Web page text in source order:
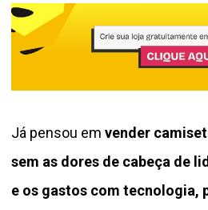
Já pensou em vender
sem as dores de cabeça de
e os gastos com tecnologia,